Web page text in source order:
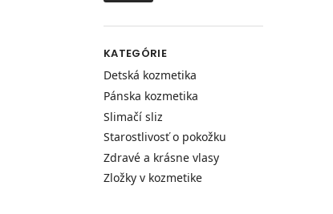
KATEGÓRIE
Detská kozmetika
Pánska kozmetika
Slimačí sliz
Starostlivosť o pokožku
Zdravé a krásne vlasy
Zložky v kozmetike